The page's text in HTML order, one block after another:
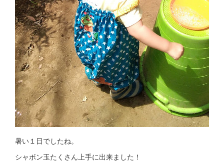
暑い１日でしたね。
シャボン玉たくさん上手に出来ました！